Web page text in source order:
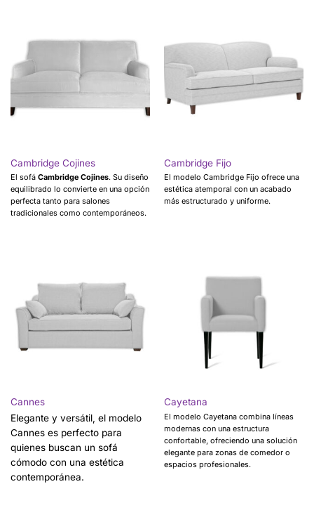
Cambridge Cojines
El sofá Cambridge Cojines. Su diseño
equilibrado lo convierte en una opción
perfecta tanto para salones
tradicionales como contemporáneos.
Cambridge Fijo
El modelo Cambridge Fijo ofrece una
estética atemporal con un acabado
más estructurado y uniforme.
Cannes
Elegante y versátil, el modelo
Cannes es perfecto para
quienes buscan un sofá
cómodo con una estética
contemporánea.
Cayetana
El modelo Cayetana combina líneas
modernas con una estructura
confortable, ofreciendo una solución
elegante para zonas de comedor o
espacios profesionales.